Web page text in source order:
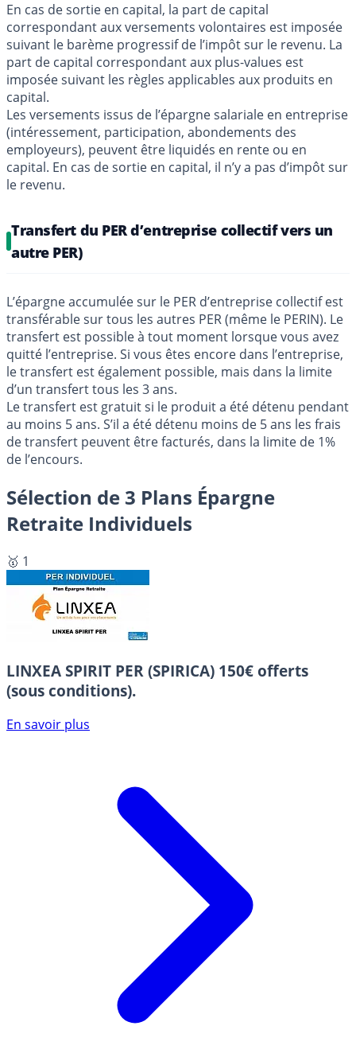
En cas de sortie en capital, la part de capital
correspondant aux versements volontaires est imposée
suivant le barème progressif de l’impôt sur le revenu. La
part de capital correspondant aux plus-values est
imposée suivant les règles applicables aux produits en
capital.
Les versements issus de l’épargne salariale en entreprise
(intéressement, participation, abondements des
employeurs), peuvent être liquidés en rente ou en
capital. En cas de sortie en capital, il n’y a pas d’impôt sur
le revenu.
Transfert du PER d’entreprise collectif vers un
autre PER)
L’épargne accumulée sur le PER d’entreprise collectif est
transférable sur tous les autres PER (même le PERIN). Le
transfert est possible à tout moment lorsque vous avez
quitté l’entreprise. Si vous êtes encore dans l’entreprise,
le transfert est également possible, mais dans la limite
d’un transfert tous les 3 ans.
Le transfert est gratuit si le produit a été détenu pendant
au moins 5 ans. S’il a été détenu moins de 5 ans les frais
de transfert peuvent être facturés, dans la limite de 1%
de l’encours.
Sélection de 3 Plans Épargne
Retraite Individuels
🥇 1
LINXEA SPIRIT PER (SPIRICA) 150€ offerts
(sous conditions).
En savoir plus